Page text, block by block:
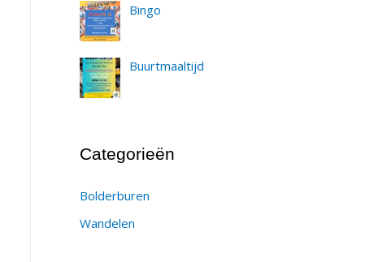
Bingo
Buurtmaaltijd
Categorieën
Bolderburen
Wandelen